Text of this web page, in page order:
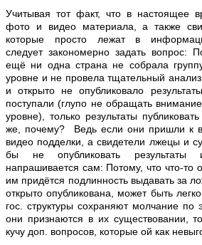
Учитывая тот факт, что в настоящее
фото и видео материала, а также
которые просто лежат в
следует закономерно задать вопрос:
ещё ни одна страна не собрала
уровне и не провела тщательный
и открыто не опубликовало
поступали (глупо не обращать
уровне), только результаты
же, почему? Ведь если они пришли к
видео подделки, а свидетели лжецы и
бы не опубликовать результаты
напрашивается сам: Потому, что что-то
им придётся подлинность выдавать за
открыто опубликована, может быть
гос. структуры сохраняют молчание по
они признаются в их существовании,
кучу доп. вопросов, которые ой как